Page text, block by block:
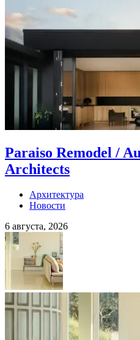
Paraiso Remodel /
Architects
Архитектура
Новости
6 августа, 2026